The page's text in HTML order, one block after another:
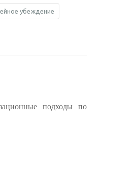
убеждение
подходы по